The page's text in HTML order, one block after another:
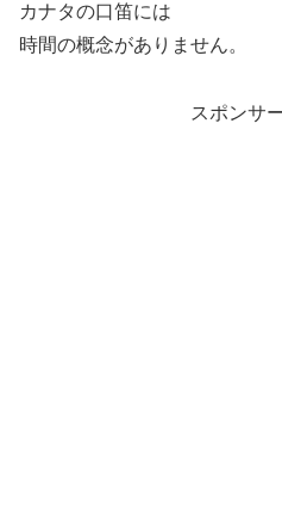
カナタの口笛には
時間の概念がありません。
スポンサ